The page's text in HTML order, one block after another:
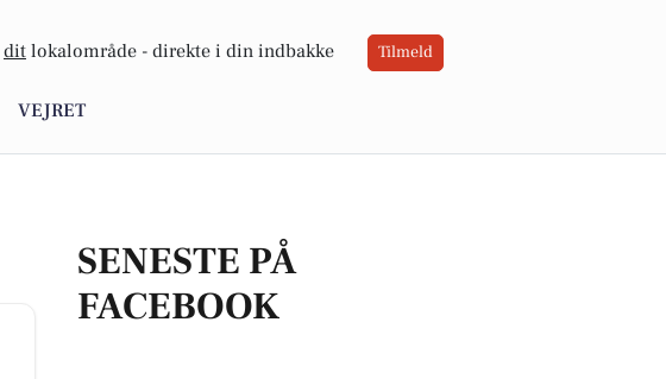
dit lokalområde - direkte i din indbakke Tilmeld
VEJRET
SENESTE PÅ
FACEBOOK